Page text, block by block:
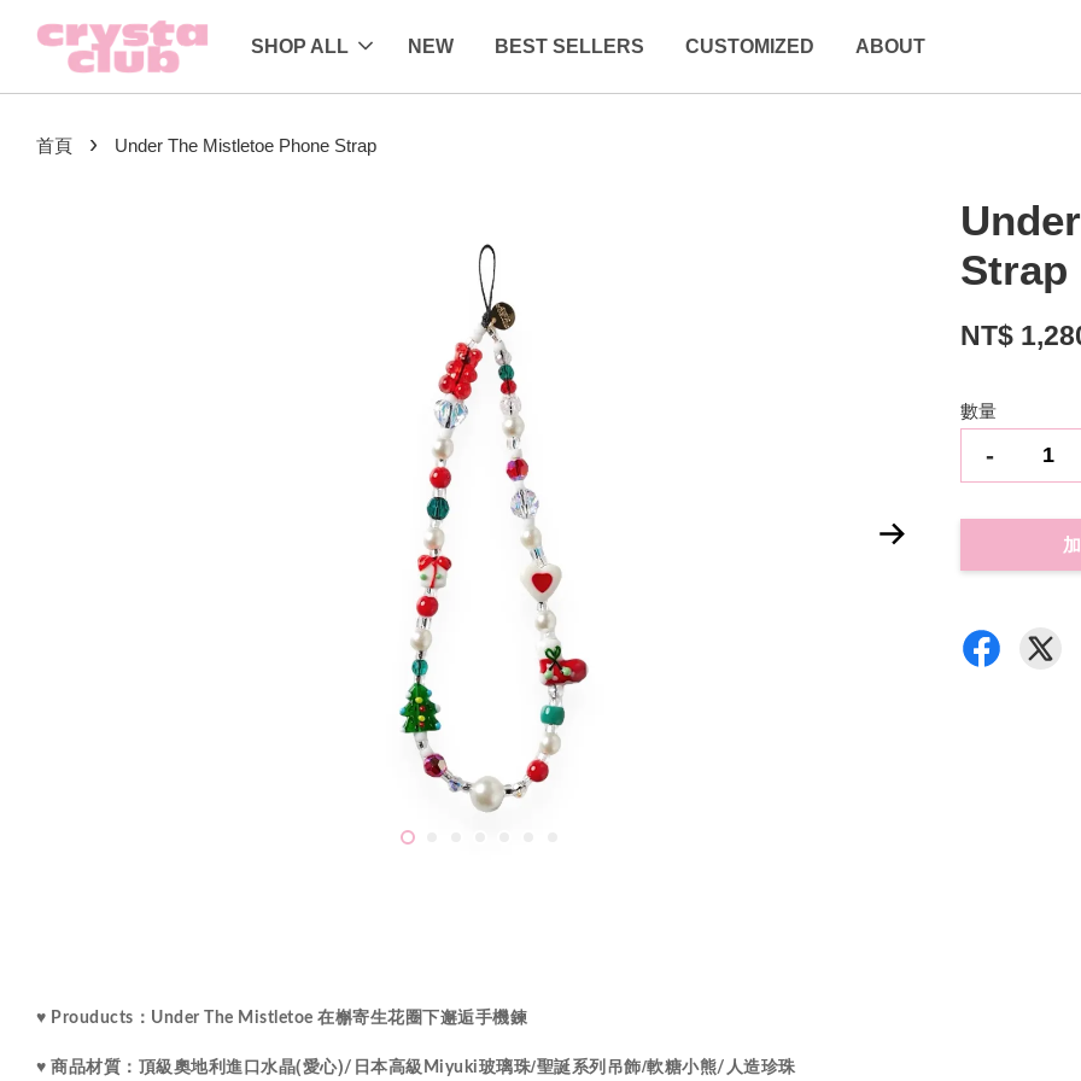
SHOP ALL NEW BEST SELLERS CUSTOMIZED ABOUT
首頁 › Under The Mistletoe Phone Strap
Strap
NT$
數量
-
♥ Prouducts：Under The Mistletoe 在槲寄生花圈下邂逅手機鍊
♥ 商品材質： 頂級奧地利進口 水晶(愛心)/ 日本高級Miyuki玻璃珠/聖誕系列吊飾/軟糖小熊/ 人造珍珠